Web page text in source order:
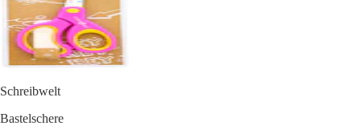
Schreibwelt
Bastelschere